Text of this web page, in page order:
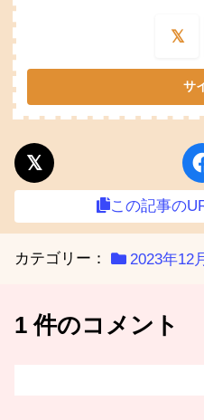
この記事の
カテゴリー： 2023年12月
1 件のコメント